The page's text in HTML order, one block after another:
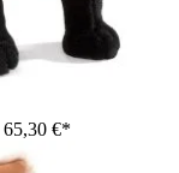
65,30 €*